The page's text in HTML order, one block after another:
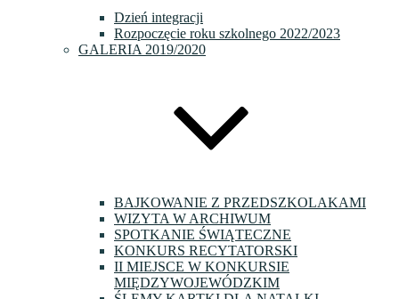
Dzień integracji
Rozpoczęcie roku szkolnego 2022/2023
GALERIA 2019/2020
BAJKOWANIE Z PRZEDSZKOLAKAMI
WIZYTA W ARCHIWUM
SPOTKANIE ŚWIĄTECZNE
KONKURS RECYTATORSKI
II MIEJSCE W KONKURSIE
MIĘDZYWOJEWÓDZKIM